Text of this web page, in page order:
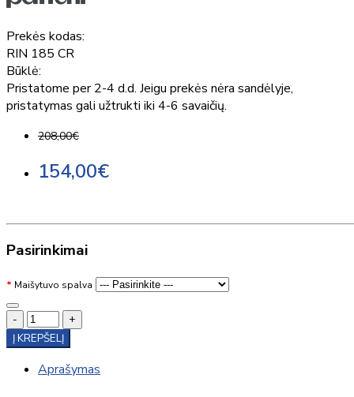
Prekės kodas:
RIN 185 CR
Būklė:
Pristatome per 2-4 d.d. Jeigu prekės nėra sandėlyje,
pristatymas gali užtrukti iki 4-6 savaičių.
208,00€
154,00€
Pasirinkimai
Maišytuvo spalva
-
+
Į KREPŠELĮ
Aprašymas